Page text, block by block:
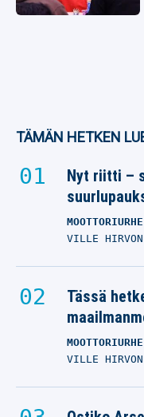
TÄMÄN HETKEN
Nyt riitti –
VILLE
Tässä
VILLE